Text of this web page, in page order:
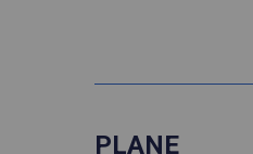
PLANE